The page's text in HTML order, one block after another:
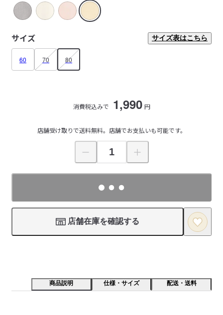
サイズ サイズ表はこちら
60 70 80
消費税込みで 1,990 円
店舗受け取りで送料無料。店舗でお支払いも可能です。
店舗在庫を確認する
商品説明 仕様・サイズ 配送・送料